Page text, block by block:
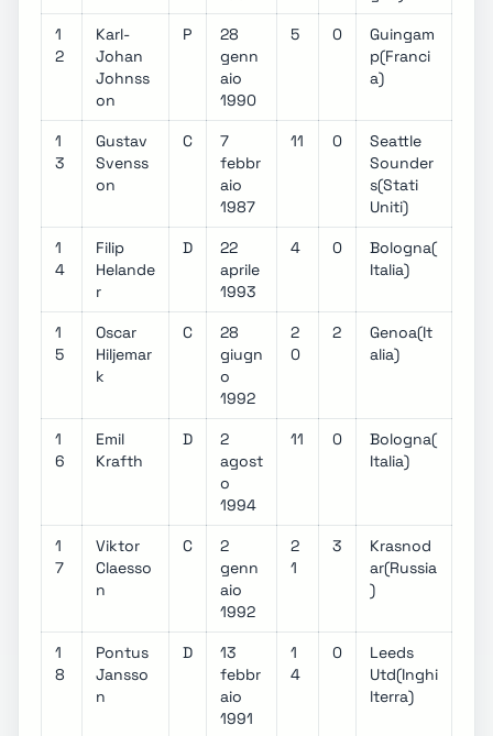
1
2
Karl-
Johan
Johnss
on
P
28
genn
aio
1990
5 0
Guingam
p(Franci
a)
1
3
Gustav
Svenss
on
C
7
febbr
aio
1987
11 0
Seattle
Sounder
s(Stati
Uniti)
1
4
Filip
Helande
r
D
22
aprile
1993
4 0
Bologna(
Italia)
1
5
Oscar
Hiljemar
k
C
28
giugn
o
1992
2
0
2
Genoa(It
alia)
1
6
Emil
Krafth
D
2
agost
o
1994
11 0
Bologna(
Italia)
1
7
Viktor
Claesso
n
C
2
genn
aio
1992
2
1
3
Krasnod
ar(Russia
)
1
8
Pontus
Jansso
n
D
13
febbr
aio
1991
1
4
0
Leeds
Utd(Inghi
lterra)